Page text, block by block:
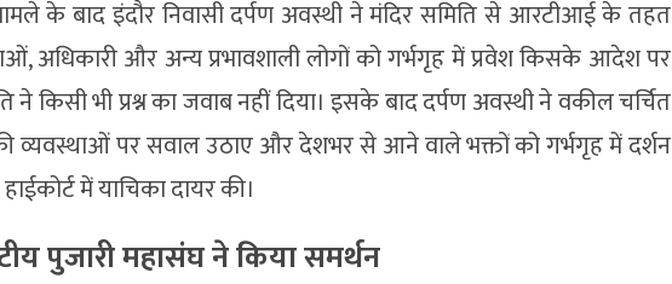
के बाद इंदौर निवासी दर्पण अवस्थी ने मंदिर समिति से आरटीआई के तहत
अधिकारी और अन्य प्रभावशाली लोगों को गर्भगृह में प्रवेश किसके आदेश पर
ने किसी भी प्रश्न का जवाब नहीं दिया। इसके बाद दर्पण अवस्थी ने वकील चर्चित
व्यवस्थाओं पर सवाल उठाए और देशभर से आने वाले भक्तों को गर्भगृह में दर्शन
में याचिका दायर की।
पुजारी महासंघ ने किया समर्थन